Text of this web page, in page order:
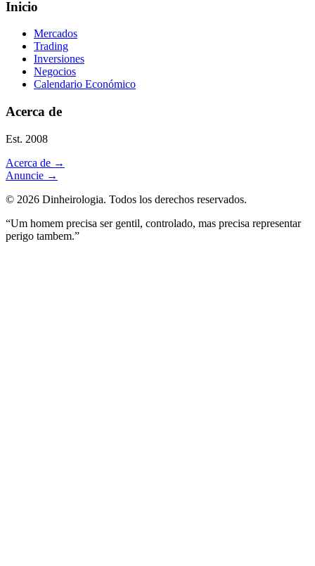
Inicio
Mercados
Trading
Inversiones
Negocios
Calendario Económico
Acerca de
Est. 2008
Acerca de →
Anuncie →
© 2026 Dinheirologia. Todos los derechos reservados.
“Um homem precisa ser gentil, controlado, mas precisa representar
perigo tambem.”